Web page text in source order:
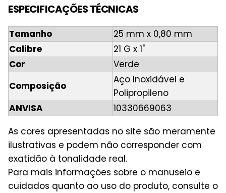
ESPECIFICAÇÕES TÉCNICAS
Tamanho
25 mm x 0,80 mm
Calibre
21 G x 1"
Cor
Verde
Composição
Aço Inoxidável e
Polipropileno
ANVISA
10330669063
As cores apresentadas no site são meramente
ilustrativas e podem não corresponder com
exatidão à tonalidade real.
Para mais informações sobre o manuseio e
cuidados quanto ao uso do produto, consulte o